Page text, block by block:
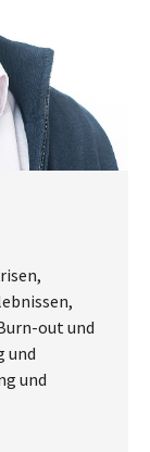
out und
und
und